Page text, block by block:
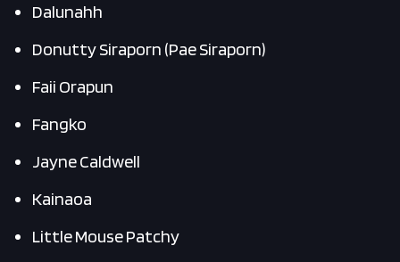
Dalunahh
Donutty Siraporn (Pae Siraporn)
Faii Orapun
Fangko
Jayne Caldwell
Kainaoa
Little Mouse Patchy